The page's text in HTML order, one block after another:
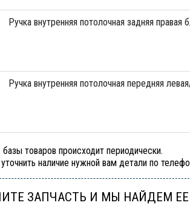
ручка внутренняя потолочная задняя правая
ручка внутренняя потолочная передняя
товаров происходит периодически.
наличие нужной вам детали по
ЗАПЧАСТЬ И МЫ НАЙДЕМ ЕЕ